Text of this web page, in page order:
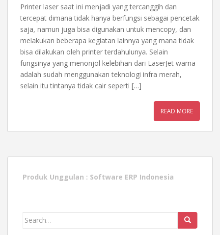
Printer laser saat ini menjadi yang tercanggih dan
tercepat dimana tidak hanya berfungsi sebagai pencetak
saja, namun juga bisa digunakan untuk mencopy, dan
melakukan beberapa kegiatan lainnya yang mana tidak
bisa dilakukan oleh printer terdahulunya. Selain
fungsinya yang menonjol kelebihan dari LaserJet warna
adalah sudah menggunakan teknologi infra merah,
selain itu tintanya tidak cair seperti […]
READ MORE
Produk Unggulan : Software ERP Indonesia
Search